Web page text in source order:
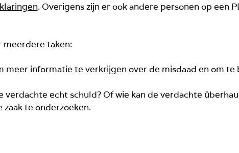
. Overigens zijn er ook andere personen op een
meerdere taken:
meer informatie te verkrijgen over de misdaad en om te
verdachte echt schuld? Of wie kan de verdachte
te onderzoeken.